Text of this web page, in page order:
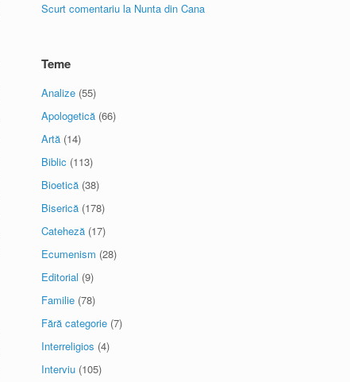
Scurt comentariu la Nunta din Cana
Teme
Analize (55)
Apologetică (66)
Artă (14)
Biblic (113)
Bioetică (38)
Biserică (178)
Cateheză (17)
Ecumenism (28)
Editorial (9)
Familie (78)
Fără categorie (7)
Interreligios (4)
Interviu (105)